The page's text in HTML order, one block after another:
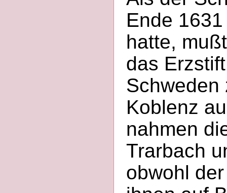
Ende
hatte,
das
Schweden
Koblenz
nahmen
Trarbach
obwohl